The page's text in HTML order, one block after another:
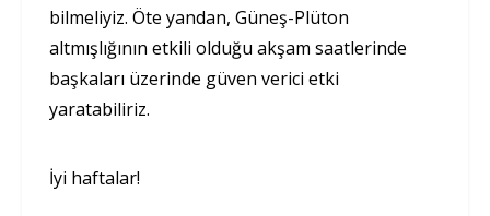
bilmeliyiz. Öte yandan, Güneş-Plüton
altmışlığının etkili olduğu akşam saatlerinde
başkaları üzerinde güven verici etki
yaratabiliriz.
İyi haftalar!